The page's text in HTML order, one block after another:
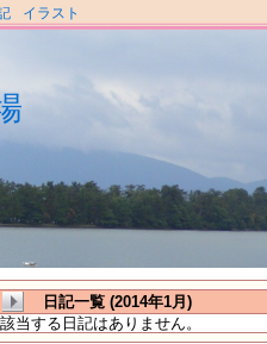
イラスト
日記一覧 (2014年1月)
該当する日記はありません。